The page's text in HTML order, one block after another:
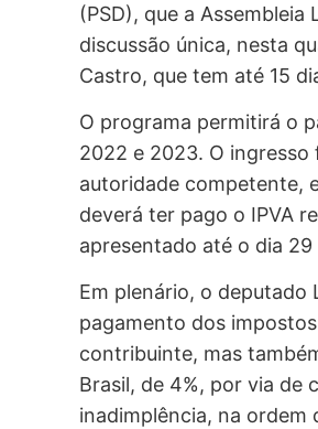
(PSD), que a
discussão única, nesta
Castro, que tem até 15
O programa permitirá o
2022 e 2023. O
autoridade competente,
deverá ter pago o IPVA
apresentado até o dia
Em plenário, o
pagamento dos
contribuinte, mas
Brasil, de 4%, por via de
inadimplência, na ordem